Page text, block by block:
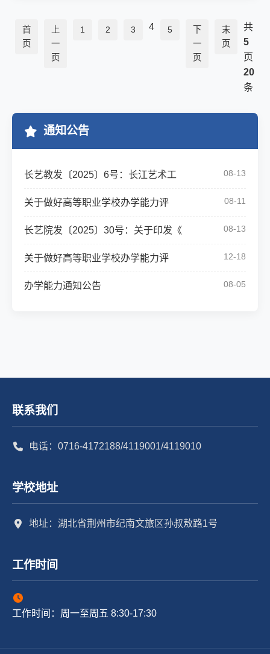
首
页
上
一
页
1 2 3 4 5
下
一
页
末
页
共
5
页
20
条
通知公告
长艺教发〔2025〕6号：长江艺术工 08-13
关于做好高等职业学校办学能力评 08-11
长艺院发〔2025〕30号：关于印发《 08-13
关于做好高等职业学校办学能力评 12-18
办学能力通知公告 08-05
联系我们
电话：0716-4172188/4119001/4119010
学校地址
地址：湖北省荆州市纪南文旅区孙叔敖路1号
工作时间
工作时间：周一至周五 8:30-17:30